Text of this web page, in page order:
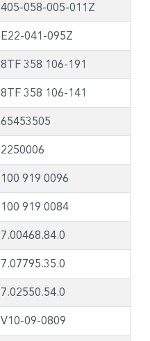
405-058-005-011Z
E22-041-095Z
8TF 358 106-191
8TF 358 106-141
65453505
2250006
100 919 0096
100 919 0084
7.00468.84.0
7.07795.35.0
7.02550.54.0
V10-09-0809